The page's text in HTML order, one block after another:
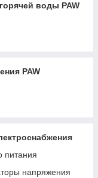
воды PAW
PAW
питания
напряжения